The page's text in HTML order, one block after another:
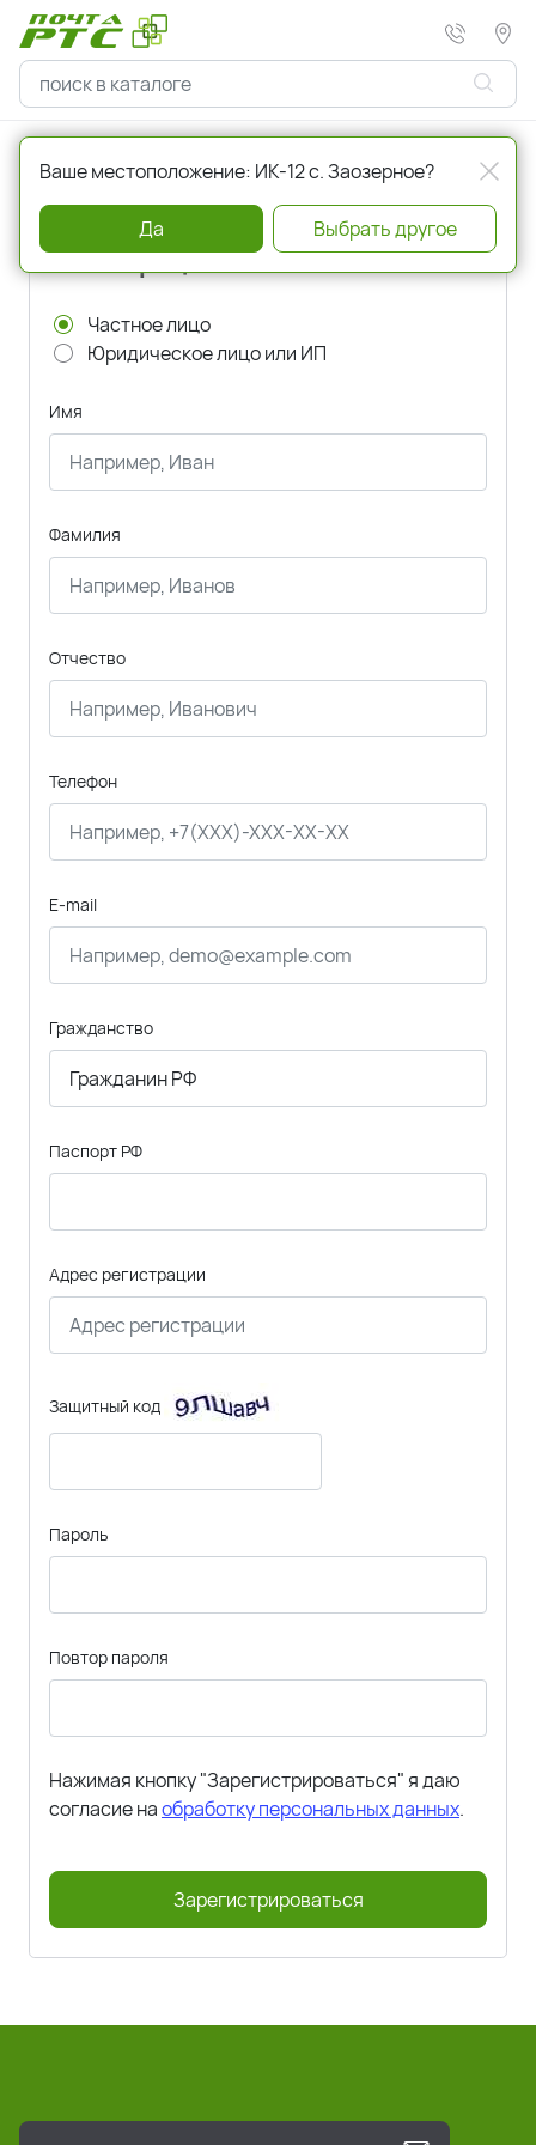
Главная Регистрация
Регистрация
Частное лицо
Юридическое лицо или ИП
Имя
Фамилия
Отчество
Телефон
E-mail
Гражданство
Паспорт РФ
Адрес регистрации
Защитный код
Пароль
Повтор пароля
Нажимая кнопку "Зарегистрироваться" я даю
согласие наобработку персональных данных.
Зарегистрироваться
Ваше местоположение: ИК-12 с. Заозерное?
Да Выбрать другое